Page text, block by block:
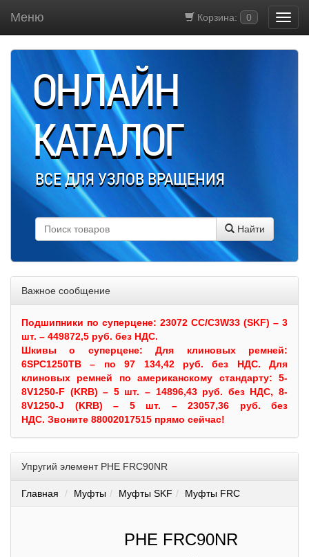
Корзина: 0
Меню
ОНЛАЙН
КАТАЛОГ
ВСЕ ДЛЯ УЗЛОВ ВРАЩЕНИЯ
Найти
Важное сообщение
Подшипники по суперцене: 23072 CC/C3W33 (SKF) – 3
шт. – 449872,5 руб. без НДС.
Шкивыо суперцене:Для клиновых ремней:
6SPC1250TB – по 97 134,42 руб. без НДС. Для
клиновых ремней по американскому стандарту: 5-
8V1250-F (KRB) – 5 шт. – 14896,43 руб. без НДС, 8-
8V1250-J (KRB) – 5 шт. – 23057,36 руб. без
НДС. Звоните 88002017515 прямо сейчас!
Упругий элемент PHE FRC90NR
Главная Муфты Муфты SKF Муфты FRC
PHE FRC90NR